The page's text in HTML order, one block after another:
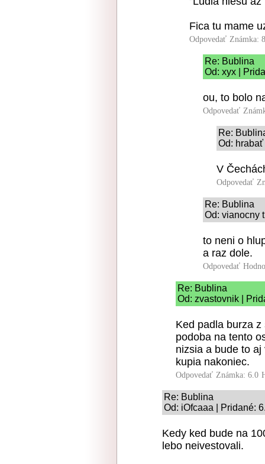
Fica tu mame
Odpovedať Známka:
Re: Bublina
Od: xyx |
ou, to bolo
Odpovedať
Re:
Od:
V
Odpovedať
Re: Bublina
Od: vianocny
to neni o
a raz dole.
Odpovedať
Re: Bublina
Od: zvastovnik |
Ked padla burza
podoba na tento
nizsia a bude to
kupia nakoniec.
Odpovedať Známka: 6.0
Re: Bublina
Od: iOfcaaa | Pridané:
Kedy ked bude na
lebo neivestovali.